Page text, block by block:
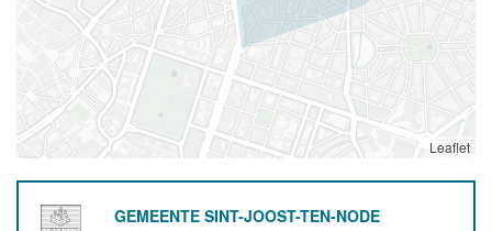
Leaflet
GEMEENTE SINT-JOOST-TEN-NODE